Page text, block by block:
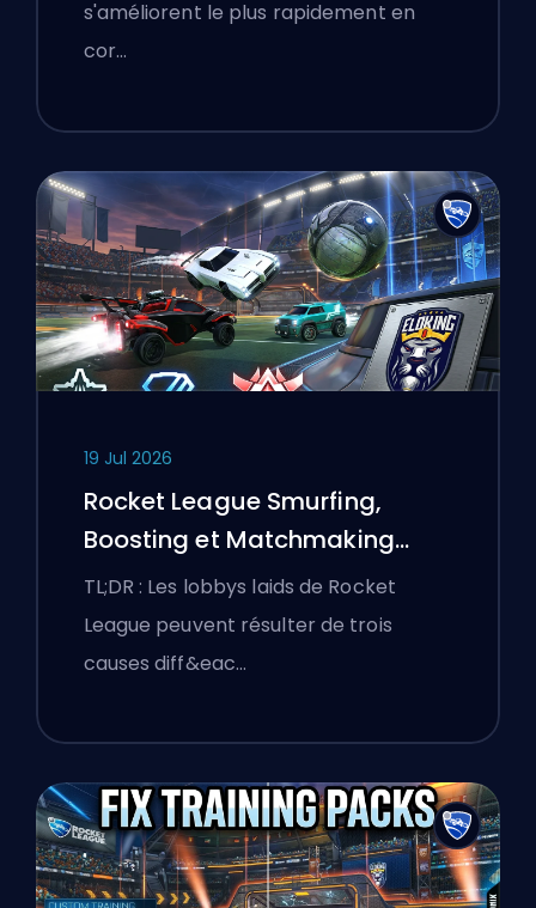
s'améliorent le plus rapidement en
cor…
19 Jul 2026
Rocket League Smurfing,
Boosting et Matchmaking
Expliqués
TL;DR : Les lobbys laids de Rocket
League peuvent résulter de trois
causes diff&eac…